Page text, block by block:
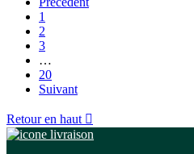
1
2
3
…
20
Suivant
Retour en haut 